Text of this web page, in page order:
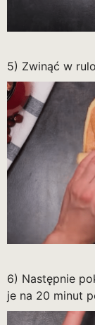
5) Zwinąć w
6) Następnie
je na 20 minut